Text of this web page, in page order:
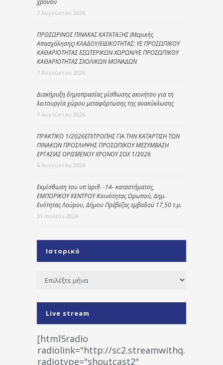
7 Αυγούστου 2026
ΠΡΟΣΩΡΙΝΟΣ ΠΙΝΑΚΑΣ ΚΑΤΑΤΑΞΗΣ (Μερικής
Απασχόλησης) ΚΛΑΔΟΥ/ΕΙΔΙΚΟΤΗΤΑΣ: ΥΕ ΠΡΟΣΩΠΙΚΟΥ
ΚΑΘΑΡΙΟΤΗΤΑΣ ΕΣΩΤΕΡΙΚΩΝ ΧΩΡΩΝ/ΥΕ ΠΡΟΣΩΠΙΚΟΥ
ΚΑΘΑΡΙΟΤΗΤΑΣ ΣΧΟΛΙΚΩΝ ΜΟΝΑΔΩΝ
7 Αυγούστου 2026
Διακήρυξη δημοπρασίας μίσθωσης ακινήτου για τη
λειτουργία χώρου μεταφόρτωσης της ανακύκλωσης
7 Αυγούστου 2026
ΠΡΑΚΤΙΚΟ 1/2026ΕΠΙΤΡΟΠΗΣ ΓΙΑ ΤΗΝ ΚΑΤΑΡΤΙΣΗ ΤΩΝ
ΠΙΝΑΚΩΝ ΠΡΟΣΛΗΨΗΣ ΠΡΟΣΩΠΙΚΟΥ ΜΕΣΥΜΒΑΣΗ
ΕΡΓΑΣΙΑΣ ΟΡΙΣΜΕΝΟΥ ΧΡΟΝΟΥ ΣΟΧ 1/2026
6 Αυγούστου 2026
Εκμίσθωση του υπ΄ αριθ. -14- καταστήματος,
ΕΜΠΟΡΙΚΟΥ ΚΕΝΤΡΟΥ Κοινότητας Ωρωπού, Δημ.
Ενότητας Λούρου, Δήμου Πρέβεζας εμβαδού 17,50 τ.μ.
31 Ιουλίου 2026
Ιστορικό
Ιστορικό
Live stream
[html5radio
radiolink="http://
radiotype="shoutcast2"